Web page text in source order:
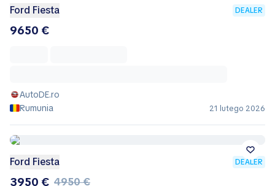
Ford Fiesta DEALER
9650 €
AutoDE.ro
Rumunia
21 lutego 2026
Ford Fiesta DEALER
3950 € 4950 €